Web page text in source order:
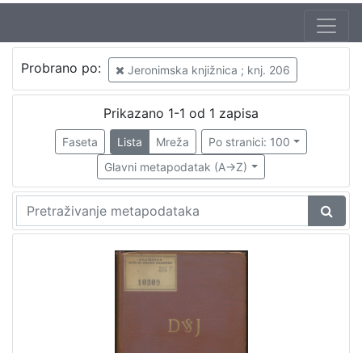
Probrano po: Jeronimska knjižnica ; knj. 206
Prikazano 1-1 od 1 zapisa
Faseta Lista Mreža
Po stranici: 100
Glavni metapodatak (A->Z)